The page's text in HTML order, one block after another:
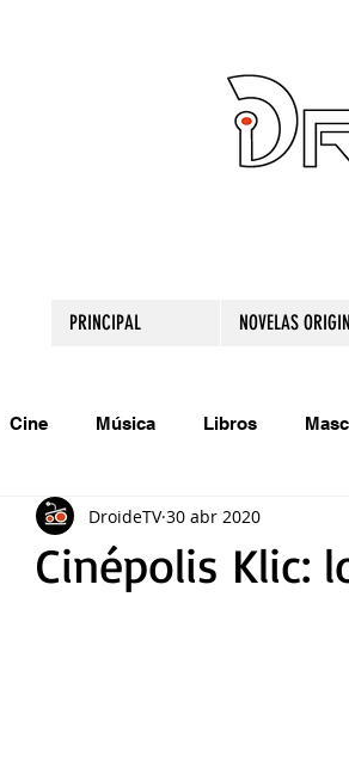
PRINCIPAL NOVELAS
Cine Música Libros
tu talento Relatos originales
Cinépolis Klic:
DroideTV 30 abr 2020